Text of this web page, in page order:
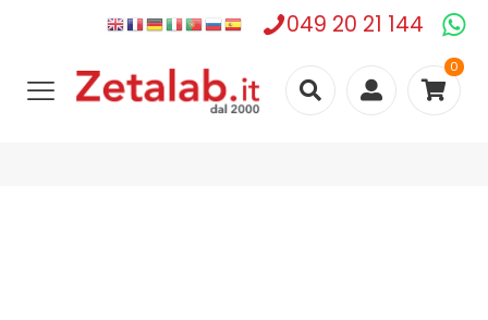
049 20 21 144
0